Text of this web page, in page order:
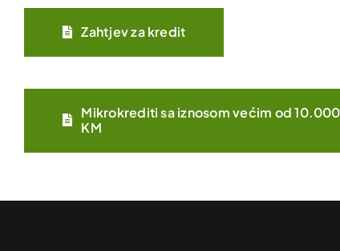
Zahtjev za kredit
Mikrokrediti sa iznosom većim od 10.000
KM